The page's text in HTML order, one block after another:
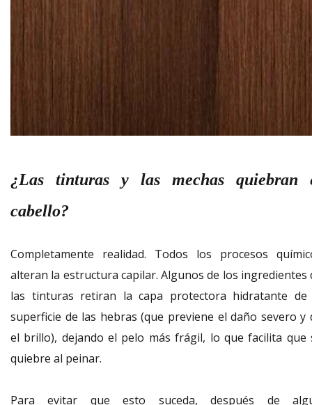
¿Las tinturas y las mechas quiebran
cabello?
Completamente realidad. Todos los procesos
alteran la estructura capilar. Algunos de los ingredientes
las tinturas retiran la capa protectora hidratante de
superficie de las hebras (que previene el daño severo y
el brillo), dejando el pelo más frágil, lo que facilita que
quiebre al peinar.
Para evitar que esto suceda, después de